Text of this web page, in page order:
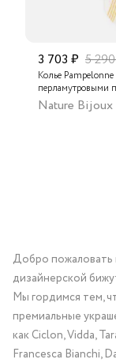
3 703 ₽ 5
Колье
перламутровыми
Nature Bijoux
Добро пожаловать
дизайнерской
Мы гордимся тем,
премиальные
как Ciclon, Vidda,
Francesca Bianchi,